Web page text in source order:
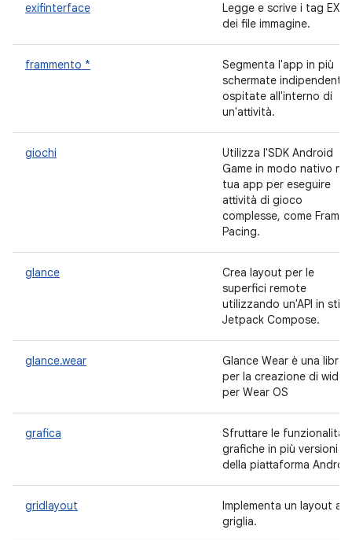
exifinterface
Legge e scrive i tag EXIF
dei file immagine.
frammento *
Segmenta l'app in più
schermate indipendenti
ospitate all'interno di
un'attività.
giochi
Utilizza l'SDK Android
Game in modo nativo
tua app per eseguire
attività di gioco
complesse, come Frame
Pacing.
glance
Crea layout per le
superfici remote
utilizzando un'API in stile
Jetpack Compose.
glance.wear
Glance Wear è una
per la creazione di
per Wear OS
grafica
Sfruttare le funzionalità
grafiche in più versioni
della piattaforma
gridlayout
Implementa un layout a
griglia.